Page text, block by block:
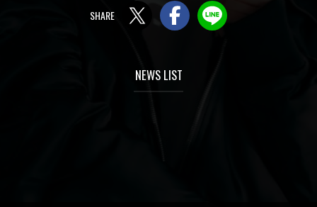
Twitter Facebook
NEWS LIST